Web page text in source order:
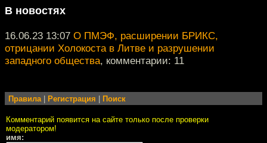
В новостях
16.06.23 13:07 О ПМЭФ, расширении БРИКС,
отрицании Холокоста в Литве и разрушении
западного общества, комментарии: 11
Правила| Регистрация Поиск
Комментарий появится на сайте только после проверки
модератором!
имя: